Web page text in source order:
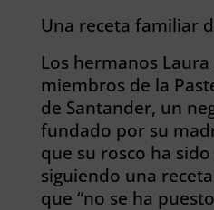
Una receta familiar
Los hermanos Laura
miembros de la
de Santander, un
fundado por su
que su rosco ha
siguiendo una
que “no se ha